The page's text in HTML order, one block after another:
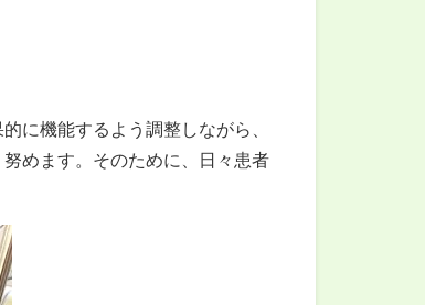
に機能するよう調整しながら、
めます。そのために、日々患者